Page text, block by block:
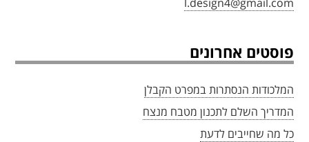
פוסטים אחרונים
המלכודות הנסתרות במפרט הקבלן
המדריך השלם לתכנון מטבח מנצח
כל מה שחייבים לדעת